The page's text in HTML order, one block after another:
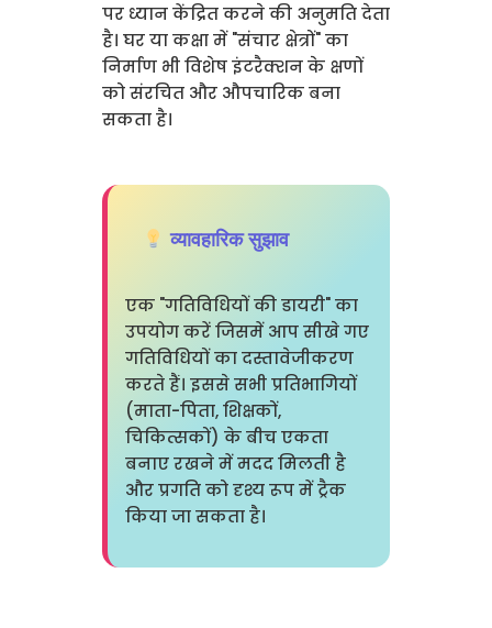
पर ध्यान केंद्रित करने की अनुमति देता
है। घर या कक्षा में "संचार क्षेत्रों" का
निर्माण भी विशेष इंटरैक्शन के क्षणों
को संरचित और औपचारिक बना
सकता है।
व्यावहारिक सुझाव
एक "गतिविधियों की डायरी" का
उपयोग करें जिसमें आप सीखे गए
गतिविधियों का दस्तावेजीकरण
करते हैं। इससे सभी प्रतिभागियों
(माता-पिता, शिक्षकों,
चिकित्सकों) के बीच एकता
बनाए रखने में मदद मिलती है
और प्रगति को दृश्य रूप में ट्रैक
किया जा सकता है।